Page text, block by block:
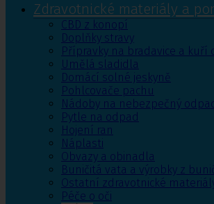
Zdravotnické materiály a
CBD z konopí
Doplňky stravy
Přípravky na bradavice a kuří
Umělá sladidla
Domácí solné jeskyně
Pohlcovače pachu
Nádoby na nebezpečný odpad
Pytle na odpad
Hojení ran
Náplasti
Obvazy a obinadla
Buničitá vata a výrobky z
Ostatní zdravotnické
Péče o oči